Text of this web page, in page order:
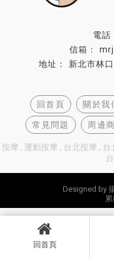
回首頁
新北市林
回首頁 關於我
常見問題 周邊
按摩 運動按摩 台北按摩 台
Designed by